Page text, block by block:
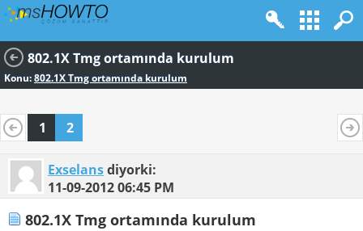
802.1X Tmg ortamında kurulum
Konu:802.1X Tmg ortamında kurulum
1 2
Exselansdiyorki:
11-09-201206:45 PM
802.1X Tmg ortamında kurulum